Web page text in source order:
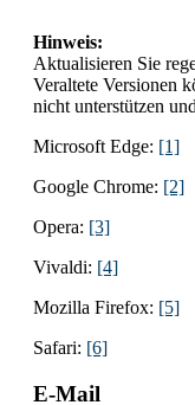
Hinweis:
Aktualisieren Sie
Veraltete Versionen
nicht unterstützen
Microsoft Edge: [1]
Google Chrome: [2]
Opera: [3]
Vivaldi: [4]
Mozilla Firefox: [5]
Safari: [6]
E-Mail